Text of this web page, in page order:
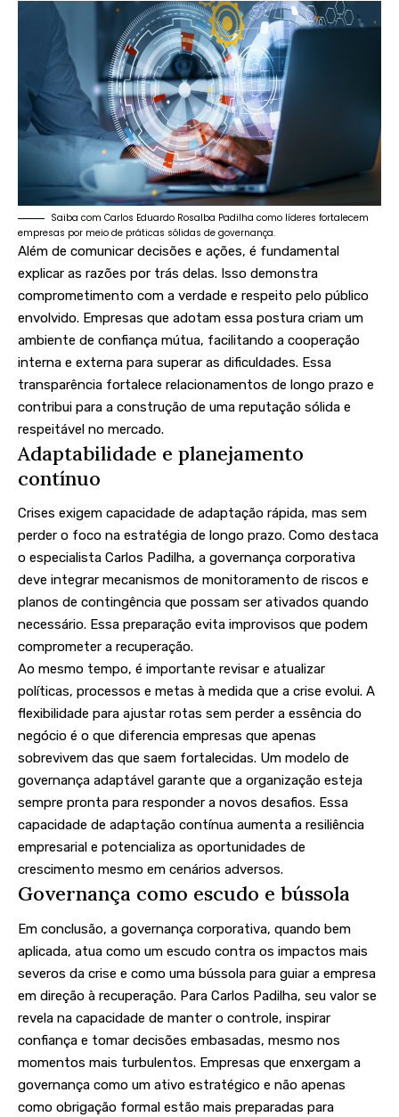
Saiba com Carlos Eduardo Rosalba Padilha como líderes fortalecem
empresas por meio de práticas sólidas de governança.
Além de comunicar decisões e ações, é fundamental
explicar as razões por trás delas. Isso demonstra
comprometimento com a verdade e respeito pelo público
envolvido. Empresas que adotam essa postura criam um
ambiente de confiança mútua, facilitando a cooperação
interna e externa para superar as dificuldades. Essa
transparência fortalece relacionamentos de longo prazo e
contribui para a construção de uma reputação sólida e
respeitável no mercado.
Adaptabilidade e planejamento
contínuo
Crises exigem capacidade de adaptação rápida, mas sem
perder o foco na estratégia de longo prazo. Como destaca
o especialista Carlos Padilha, a governança corporativa
deve integrar mecanismos de monitoramento de riscos e
planos de contingência que possam ser ativados quando
necessário. Essa preparação evita improvisos que podem
comprometer a recuperação.
Ao mesmo tempo, é importante revisar e atualizar
políticas, processos e metas à medida que a crise evolui. A
flexibilidade para ajustar rotas sem perder a essência do
negócio é o que diferencia empresas que apenas
sobrevivem das que saem fortalecidas. Um modelo de
governança adaptável garante que a organização esteja
sempre pronta para responder a novos desafios. Essa
capacidade de adaptação contínua aumenta a resiliência
empresarial e potencializa as oportunidades de
crescimento mesmo em cenários adversos.
Governança como escudo e bússola
Em conclusão, a governança corporativa, quando bem
aplicada, atua como um escudo contra os impactos mais
severos da crise e como uma bússola para guiar a empresa
em direção à recuperação. Para Carlos Padilha, seu valor se
revela na capacidade de manter o controle, inspirar
confiança e tomar decisões embasadas, mesmo nos
momentos mais turbulentos. Empresas que enxergam a
governança como um ativo estratégico e não apenas
como obrigação formal estão mais preparadas para